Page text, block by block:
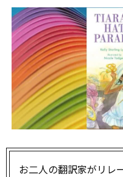
お二人の翻訳家がリレ